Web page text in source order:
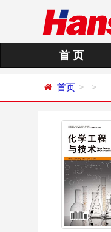
首 页
首页